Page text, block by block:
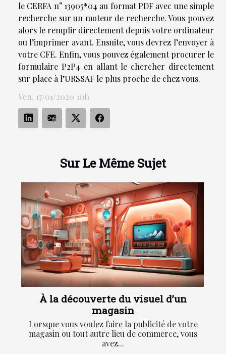
Sur Le Même Sujet
À la découverte du visuel d’un
magasin
Lorsque vous voulez faire la publicité de votre
magasin ou tout autre lieu de commerce, vous
avez...
le CERFA n° 13905*04 au format PDF avec une simple
recherche sur un moteur de recherche. Vous pouvez
alors le remplir directement depuis votre ordinateur
ou l’imprimer avant. Ensuite, vous devrez l’envoyer à
votre CFE. Enfin, vous pouvez également procurer le
formulaire P2P4 en allant le chercher directement
sur place à l’URSSAF le plus proche de chez vous.
Ven. 17/01/2020 10h